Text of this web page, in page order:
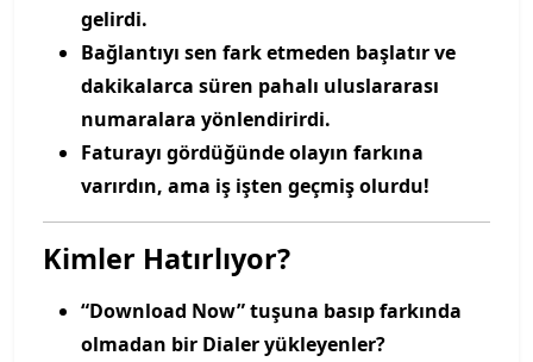
gelirdi.
Bağlantıyı sen fark etmeden başlatır ve
dakikalarca süren pahalı uluslararası
numaralara yönlendirirdi.
Faturayı gördüğünde olayın farkına
varırdın, ama iş işten geçmiş olurdu!
Kimler Hatırlıyor?
“Download Now” tuşuna basıp farkında
olmadan bir Dialer yükleyenler?